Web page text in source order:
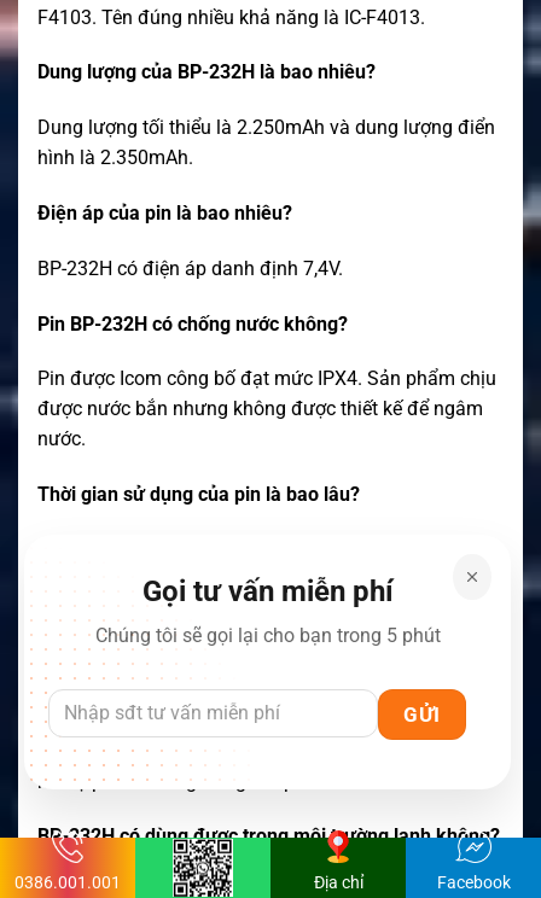
F4103. Tên đúng nhiều khả năng là IC-F4013.
Dung lượng của BP-232H là bao nhiêu?
Dung lượng tối thiểu là 2.250mAh và dung lượng điển
hình là 2.350mAh.
Điện áp của pin là bao nhiêu?
BP-232H có điện áp danh định 7,4V.
Pin BP-232H có chống nước không?
Pin được Icom công bố đạt mức IPX4. Sản phẩm chịu
được nước bắn nhưng không được thiết kế để ngâm
nước.
Thời gian sử dụng của pin là bao lâu?
F3011 bản VHF, Icom công bố mức tham khảo lên đến
21 giờ theo chu kỳ 5:5:90.
Bộ sạc nào phù hợp với BP-232H?
BC-160 là một trong những bộ sạc được Icom liệt kê
cho BP-232H. Một số hệ thống sạc nhiều ngăn cũng
hỗ trợ pin khi dùng đúng adapter.
BP-232H có dùng được trong môi trường lạnh không?
Có. Icom cho biết pin duy trì đầu ra ổn định hơn trong
Gọi tư vấn miễn phí
Chúng tôi sẽ gọi lại cho bạn trong 5 phút
0386.001.001 Địa chỉ Facebook